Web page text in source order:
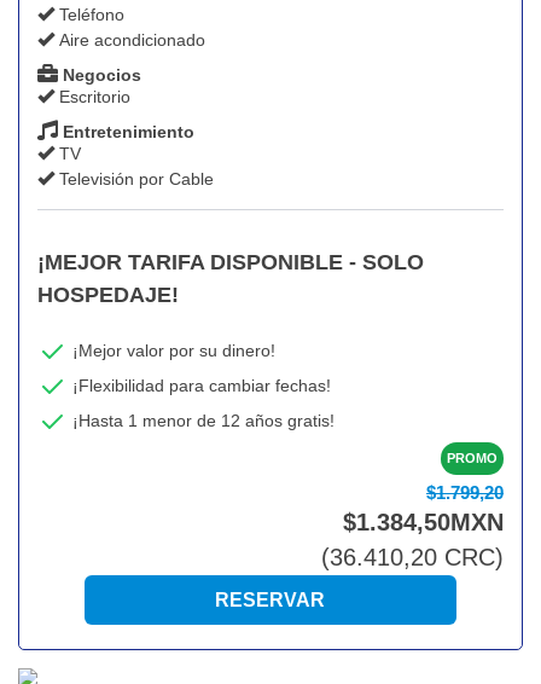
Teléfono
Aire acondicionado
Negocios
Escritorio
Entretenimiento
TV
Televisión por Cable
¡MEJOR TARIFA DISPONIBLE - SOLO
HOSPEDAJE!
¡Mejor valor por su dinero!
¡Flexibilidad para cambiar fechas!
¡Hasta 1 menor de 12 años gratis!
PROMO
$1.799,20
$1.384,50MXN
(36.410,20 CRC)